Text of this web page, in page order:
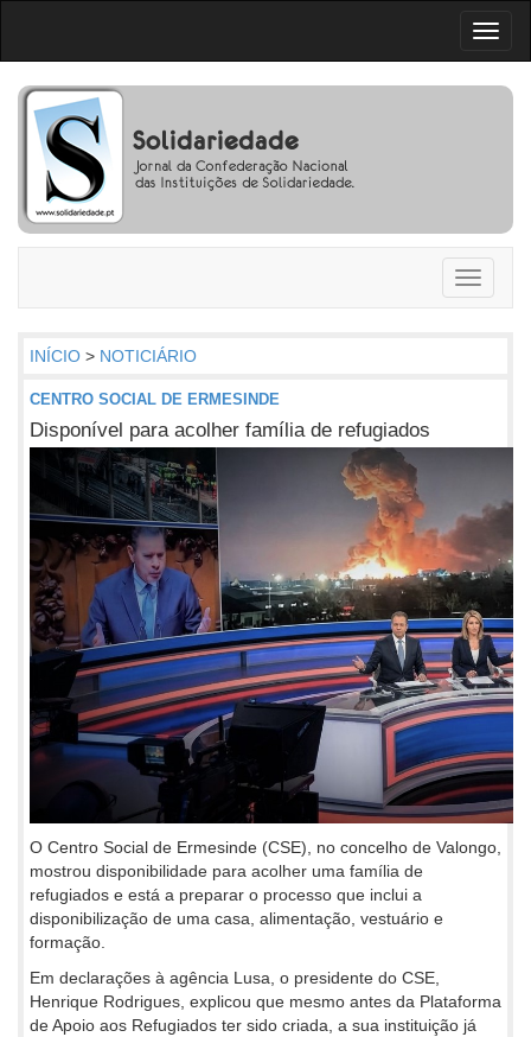
Toggle
INÍCIO > NOTICIÁRIO
CENTRO SOCIAL DE ERMESINDE
Disponível para acolher família de refugiados
O Centro Social de Ermesinde (CSE), no concelho de Valongo,
mostrou disponibilidade para acolher uma família de
refugiados e está a preparar o processo que inclui a
disponibilização de uma casa, alimentação, vestuário e
formação.
Em declarações à agência Lusa, o presidente do CSE,
Henrique Rodrigues, explicou que mesmo antes da Plataforma
de Apoio aos Refugiados ter sido criada, a sua instituição já